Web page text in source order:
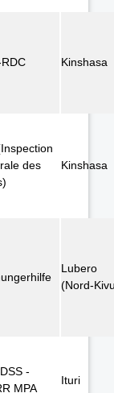
Kinshasa
des
Kinshasa
Lubero
(Nord-
-
MPA
Ituri